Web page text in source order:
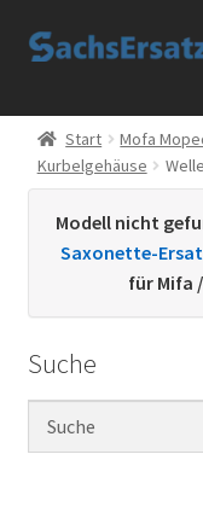
Zur
Zum
Start
AGB
Datenschutzerklärung
Kontakt
Sachs Ersatzteile
Start Mofa
Kurbelgehäuse
Welle
Modell nicht
Saxonette-
für Mifa
Suche